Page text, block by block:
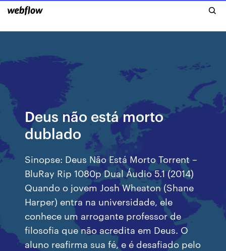
Deus não está morto
dublado
Sinopse: Deus Não Está Morto Torrent –
BluRay Rip 1080p Dual Áudio 5.1 (2014)
Quando o jovem Josh Wheaton (Shane
Harper) entra na universidade, ele
conhece um arrogante professor de
filosofia que não acredita em Deus. O
aluno reafirma sua fé, e é desafiado pelo